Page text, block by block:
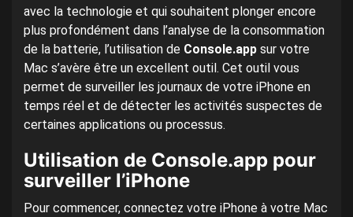
avec la technologie et qui souhaitent plonger encore
plus profondément dans l’analyse de la consommation
de la batterie, l’utilisation de Console.app sur votre
Mac s’avère être un excellent outil. Cet outil vous
permet de surveiller les journaux de votre iPhone en
temps réel et de détecter les activités suspectes de
certaines applications ou processus.
Utilisation de Console.app pour
surveiller l’iPhone
Pour commencer, connectez votre iPhone à votre Mac